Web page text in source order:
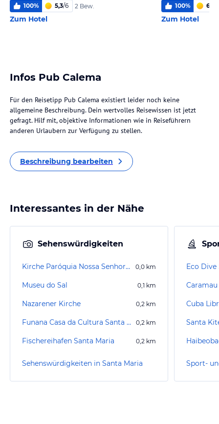
100% 5,3/6 2 Bew.
Zum Hotel
100% 6
Zum Hotel
Infos Pub Calema
Für den Reisetipp Pub Calema existiert leider noch keine
allgemeine Beschreibung. Dein wertvolles Reisewissen ist jetzt
gefragt. Hilf mit, objektive Informationen wie in Reiseführern
anderen Urlaubern zur Verfügung zu stellen.
Beschreibung bearbeiten
Interessantes in der Nähe
Sehenswürdigkeiten
Kirche Paróquia Nossa Senhora das Dores–Sal 0,0 km
Museu do Sal 0,1 km
Nazarener Kirche 0,2 km
Funana Casa da Cultura Santa Maria 0,2 km
Fischereihafen Santa Maria 0,2 km
Sehenswürdigkeiten in Santa Maria
Eco Dive
Cuba
Santa